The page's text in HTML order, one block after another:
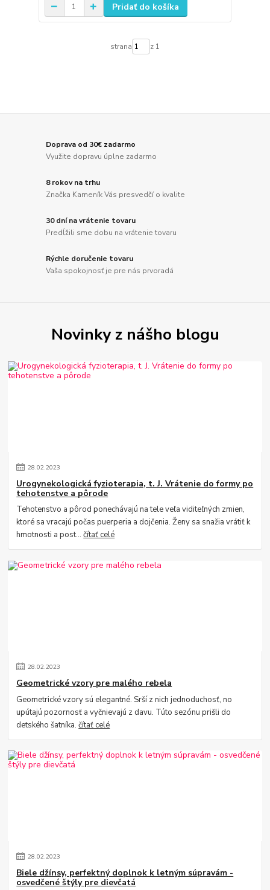
Pridať do košíka
strana z 1
Doprava od 30€ zadarmo
Využite dopravu úplne zadarmo
8 rokov na trhu
Značka Kameník Vás presvedčí o kvalite
30 dní na vrátenie tovaru
Predĺžili sme dobu na vrátenie tovaru
Rýchle doručenie tovaru
Vaša spokojnosť je pre nás prvoradá
Novinky z nášho blogu
28.02.2023
Urogynekologická fyzioterapia, t. J. Vrátenie do formy po
tehotenstve a pôrode
Tehotenstvo a pôrod ponechávajú na tele veľa viditeľných zmien,
ktoré sa vracajú počas puerperia a dojčenia. Ženy sa snažia vrátiť k
hmotnosti a post...čítať celé
28.02.2023
Geometrické vzory pre malého rebela
Geometrické vzory sú elegantné. Srší z nich jednoduchosť, no
upútajú pozornosť a vyčnievajú z davu. Túto sezónu prišli do
detského šatníka.čítať celé
28.02.2023
Biele džínsy, perfektný doplnok k letným súpravám -
osvedčené štýly pre dievčatá